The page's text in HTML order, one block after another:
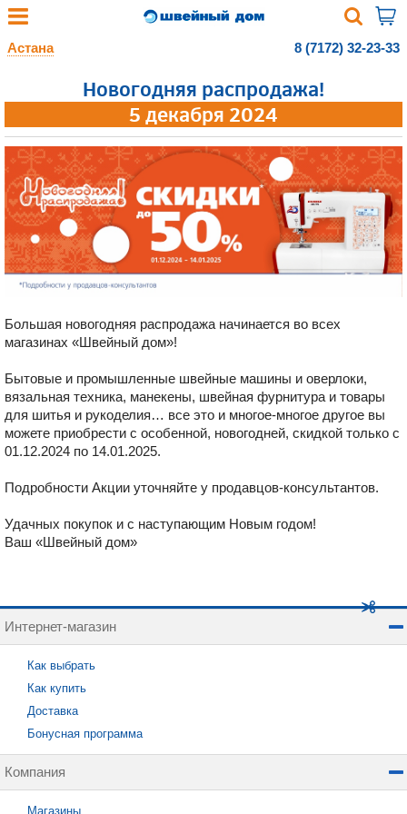
Астана 8 (7172) 32-23-33
Новогодняя распродажа!
5 декабря 2024
Большая новогодняя распродажа начинается во всех
магазинах «Швейный дом»!
Бытовые и промышленные швейные машины и оверлоки,
вязальная техника, манекены, швейная фурнитура и товары
для шитья и рукоделия… все это и многое-многое другое вы
можете приобрести с особенной, новогодней, скидкой только с
01.12.2024 по 14.01.2025.
Подробности Акции уточняйте у продавцов-консультантов.
Удачных покупок и с наступающим Новым годом!
Ваш «Швейный дом»
Интернет-магазин
Как выбрать
Как купить
Доставка
Бонусная программа
Компания
Магазины